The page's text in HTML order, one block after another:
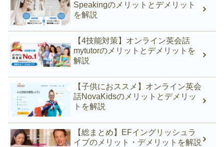
Speakingのメリットとデメリット
を解説
【4技能対策】オンライン英会話
mytutorのメリットとデメリットを
解説
【子供におススメ】オンライン英会
話NovaKidsのメリットとデメリッ
トを解説
【総まとめ】EFイングリッシュラ
イブのメリット・デメリットを解説